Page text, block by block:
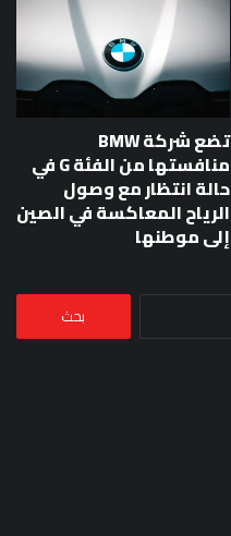
تضع شركة BMW
منافستها من الفئة G في
حالة انتظار مع وصول
الرياح المعاكسة في الصين
إلى موطنها
البحث